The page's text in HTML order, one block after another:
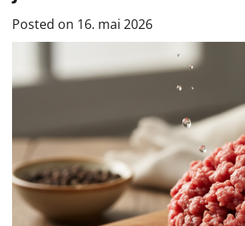
Posted on 16. mai 2026